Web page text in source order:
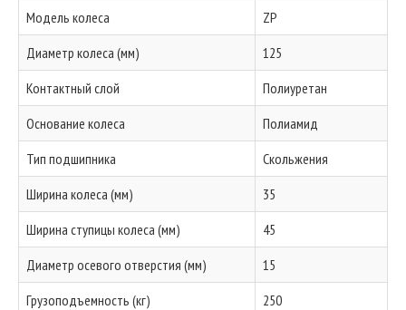
Модель колеса
ZP
Диаметр колеса (мм)
125
Контактный слой
Полиуретан
Основание колеса
Полиамид
Тип подшипника
Скольжения
Ширина колеса (мм)
35
Ширина ступицы колеса (мм)
45
Диаметр осевого отверстия (мм)
15
Грузоподъемность (кг)
250